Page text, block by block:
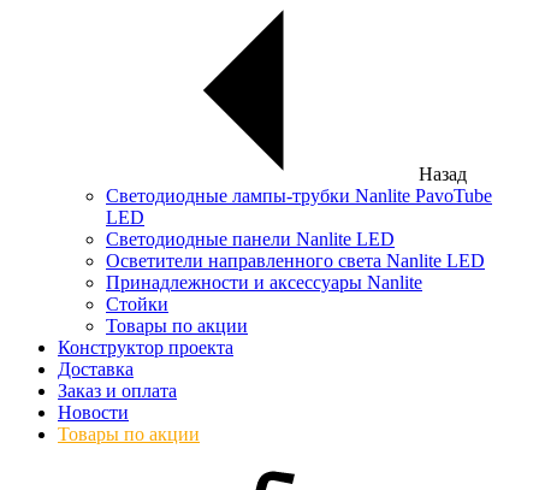
Назад
Светодиодные лампы-трубки Nanlite PavoTube
LED
Светодиодные панели Nanlite LED
Осветители направленного света Nanlite LED
Принадлежности и аксессуары Nanlite
Стойки
Товары по акции
Конструктор проекта
Доставка
Заказ и оплата
Новости
Товары по акции